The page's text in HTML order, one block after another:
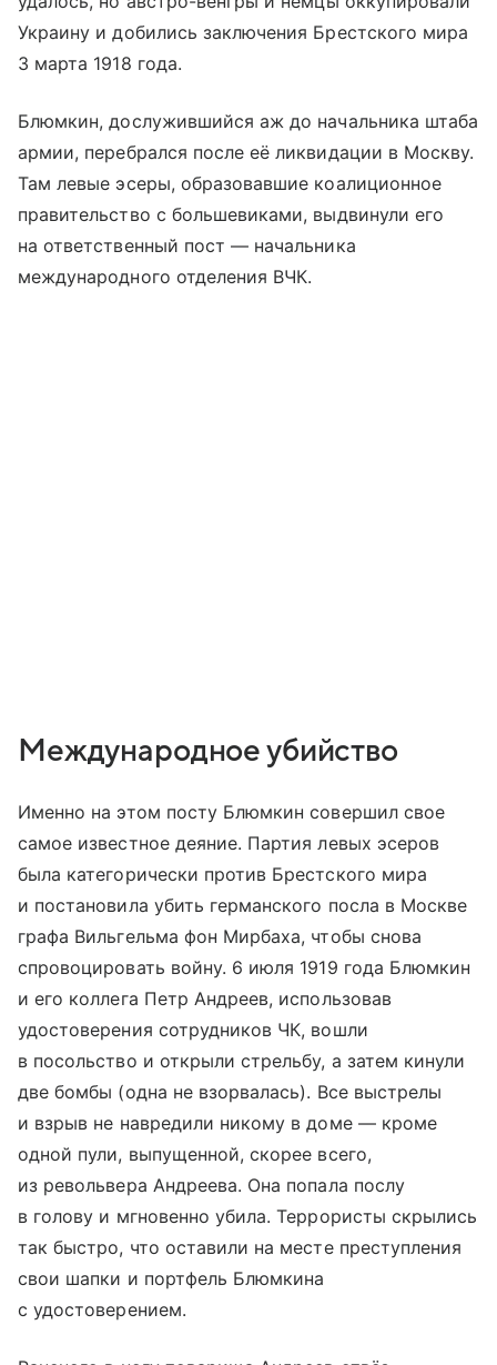
Украину и добились заключения Брестского мира
3 марта 1918 года.
Блюмкин, дослужившийся аж до начальника штаба
армии, перебрался после её ликвидации в Москву.
Там левые эсеры, образовавшие коалиционное
правительство с большевиками, выдвинули его
на ответственный пост — начальника
международного отделения ВЧК.
Международное убийство
Именно на этом посту Блюмкин совершил свое
самое известное деяние. Партия левых эсеров
была категорически против Брестского мира
и постановила убить германского посла в Москве
графа Вильгельма фон Мирбаха, чтобы снова
спровоцировать войну. 6 июля 1919 года Блюмкин
и его коллега Петр Андреев, использовав
удостоверения сотрудников ЧК, вошли
в посольство и открыли стрельбу, а затем кинули
две бомбы (одна не взорвалась). Все выстрелы
и взрыв не навредили никому в доме — кроме
одной пули, выпущенной, скорее всего,
из револьвера Андреева. Она попала послу
в голову и мгновенно убила. Террористы скрылись
так быстро, что оставили на месте преступления
свои шапки и портфель Блюмкина
с удостоверением.